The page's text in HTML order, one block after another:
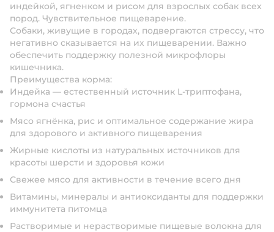
индейкой, ягненком и рисом для взрослых собак всех
пород. Чувствительное пищеварение.
Собаки, живущие в городах, подвергаются стрессу, что
негативно сказывается на их пищеварении. Важно
обеспечить поддержку полезной микрофлоры
кишечника.
Преимущества корма:
Индейка — естественный источник L-триптофана,
гормона счастья
Мясо ягнёнка, рис и оптимальное содержание жира
для здорового и активного пищеварения
Жирные кислоты из натуральных источников для
красоты шерсти и здоровья кожи
Свежее мясо для активности в течение всего дня
Витамины, минералы и антиоксиданты для поддержки
иммунитета питомца
Растворимые и нерастворимые пищевые волокна для